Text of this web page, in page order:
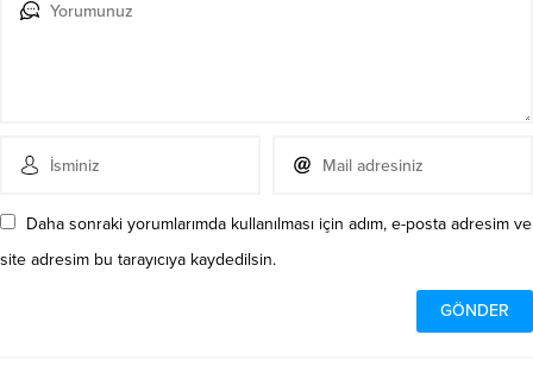
Daha sonraki yorumlarımda kullanılması için adım, e-posta adresim ve
site adresim bu tarayıcıya kaydedilsin.